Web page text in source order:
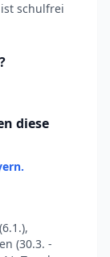
schulfrei
diese
(30.3. -